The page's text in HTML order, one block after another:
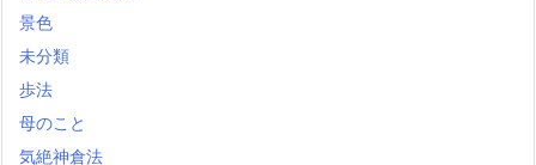
景色
未分類
歩法
母のこと
気絶神倉法